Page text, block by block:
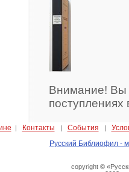
Внимание! Вы
| Контакты | События |
Русский Библиофил -
copyright ©